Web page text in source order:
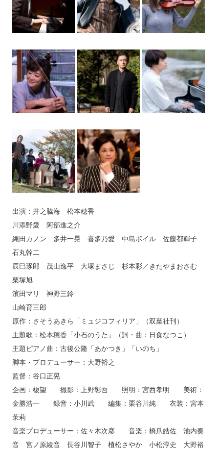
出演：井之脇海 松本穂香
川添野愛 阿部進之介
縄田カノン 多井一晃 喜多乃愛 中島ボイル 佐藤都輝子
石丸幹二
辰巳琢郎 茂山逸平 大塚まさじ 杉本彩／きたやまおさむ
栗塚旭
濱田マリ 神野三鈴
山崎育三郎
原作：さそうあきら「ミュジコフィリア」（双葉社刊）
主題歌：松本穂香「小石のうた」（詞・曲：日食なつこ）
主題ピアノ曲：古後公隆「あかつき」「いのち」
脚本・プロデューサー：大野裕之
監督：谷口正晃
企画：榎望 撮影：上野彰吾 照明：宮西孝明 美術：
金勝浩一 録音：小川武 編集：栗谷川純 衣装：宮本
茉莉
音楽プロデューサー：佐々木次彦 音楽：橋爪皓佐 池内奏
音 宮ノ原綾音 長谷川智子 植松さやか 小松淳史 大野裕